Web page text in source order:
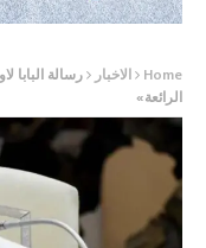
Home الاخبار
الرائعة»